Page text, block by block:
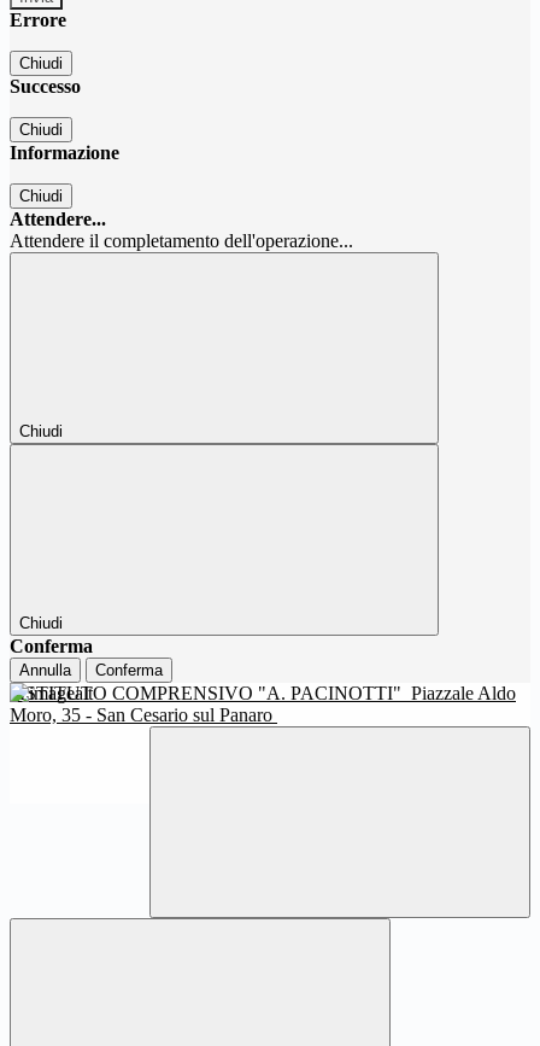
Errore
Chiudi
Successo
Chiudi
Informazione
Chiudi
Attendere...
Attendere il completamento dell'operazione...
Chiudi
Chiudi
Conferma
Annulla Conferma
ISTITUTO COMPRENSIVO "A. PACINOTTI" Piazzale Aldo
Moro, 35 - San Cesario sul Panaro